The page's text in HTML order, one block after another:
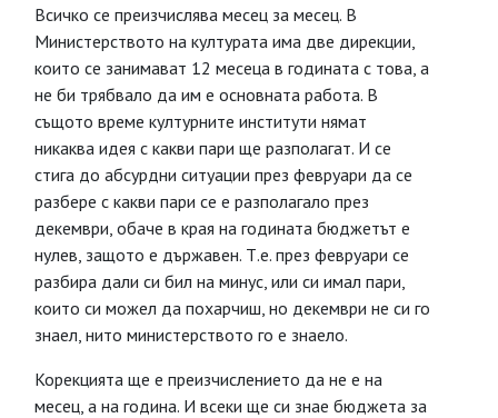
Всичко се преизчислява месец за месец. В
Министерството на културата има две дирекции,
които се занимават 12 месеца в годината с това, а
не би трябвало да им е основната работа. В
същото време културните институти нямат
никаква идея с какви пари ще разполагат. И се
стига до абсурдни ситуации през февруари да се
разбере с какви пари се е разполагало през
декември, обаче в края на годината бюджетът е
нулев, защото е държавен. Т.е. през февруари се
разбира дали си бил на минус, или си имал пари,
които си можел да похарчиш, но декември не си го
знаел, нито министерството го е знаело.
Корекцията ще е преизчислението да не е на
месец, а на година. И всеки ще си знае бюджета за